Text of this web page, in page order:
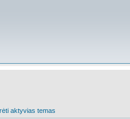
aktyvias temas